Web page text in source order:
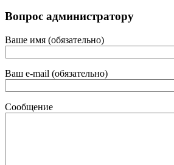
Вопрос администратору
Ваше имя (обязательно)
Ваш e-mail (обязательно)
Сообщение